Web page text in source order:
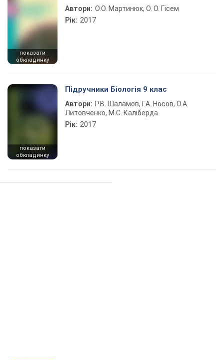
показати
обкладинку
Автори: О.О. Мартинюк, О. О. Гісем
Рік: 2017
показати
обкладинку
Підручники Біологія 9 клас
Автори: Р.В. Шаламов, Г.А. Носов, О.А.
Литовченко, М.С. Каліберда
Рік: 2017